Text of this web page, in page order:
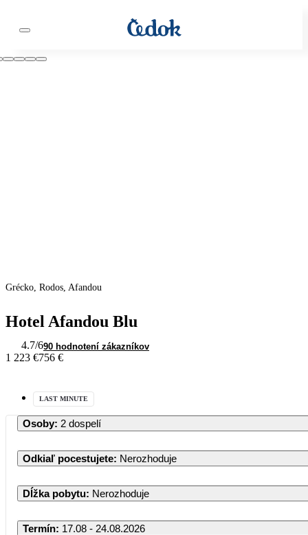
Grécko, Rodos, Afandou
Hotel Afandou Blu
4.7/690 hodnotení zákazníkov
1 223 €756 €
LAST MINUTE
Osoby: 2 dospelí
Odkiaľ pocestujete: Nerozhoduje
Dĺžka pobytu: Nerozhoduje
Termín: 17.08 - 24.08.2026